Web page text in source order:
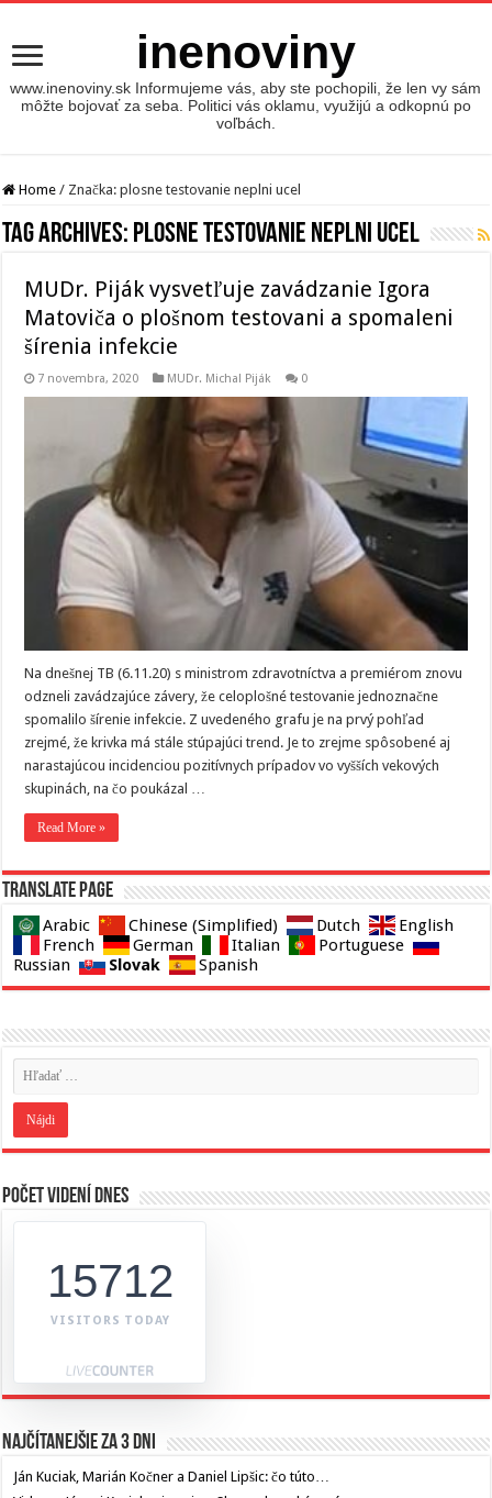
inenoviny
www.inenoviny.sk Informujeme vás, aby ste pochopili, že len vy sám
môžte bojovať za seba. Politici vás oklamu, využijú a odkopnú po
voľbách.
Home / Značka:plosne testovanie neplni ucel
Tag Archives: plosne testovanie neplni ucel
MUDr. Piják vysvetľuje zavádzanie Igora
Matoviča o plošnom testovani a spomaleni
šírenia infekcie
7 novembra, 2020 MUDr. Michal Piják 0
Na dnešnej TB (6.11.20) s ministrom zdravotníctva a premiérom znovu
odzneli zavádzajúce závery, že celoplošné testovanie jednoznačne
spomalilo šírenie infekcie. Z uvedeného grafu je na prvý pohľad
zrejmé, že krivka má stále stúpajúci trend. Je to zrejme spôsobené aj
narastajúcou incidenciou pozitívnych prípadov vo vyšších vekových
skupinách, na čo poukázal …
Read More »
Translate page
Arabic Chinese (Simplified) Dutch
English
French
German Italian
Portuguese
Russian
Slovak Spanish
Počet videní dnes
15712
VISITORS TODAY
Najčítanejšie za 3 dni
Ján Kuciak, Marián Kočner a Daniel Lipšic: čo túto…